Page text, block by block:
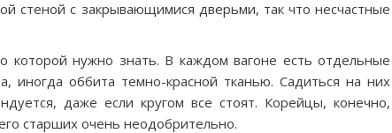
стеной с закрывающимися дверьми, так что несчастные
нужно знать. В каждом вагоне есть отдельные
иногда оббита темно-красной тканью. Садиться на них
даже если кругом все стоят. Корейцы, конечно,
старших очень неодобрительно.